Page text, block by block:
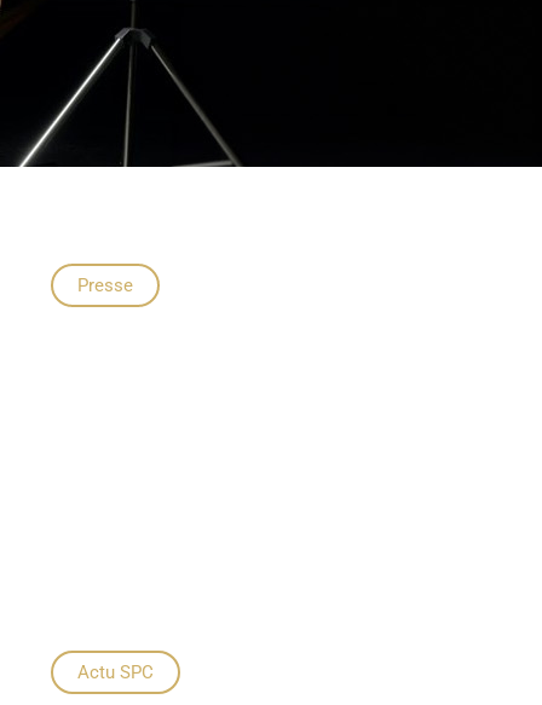
Presse
Actu SPC